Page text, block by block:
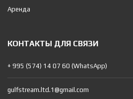
Аренда
КОНТАКТЫ ДЛЯ СВЯЗИ
+ 995 (574) 14 07 60 (WhatsApp)
gulfstream.ltd.1@gmail.com